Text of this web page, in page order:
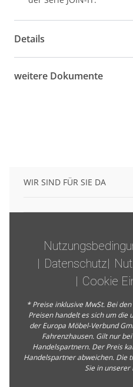
Details
weitere Dokumente
WIR SIND FÜR SIE DA
Datenschutz
Cookie
* Preise inklusive MwSt. Bei
Preisen handelt es sich um die
der Europa Möbel-Verbund
Fahrenzhausen. Gilt nur
Handelspartnern. Der Preis
Handelspartner abweichen. Die
Sie in unserer